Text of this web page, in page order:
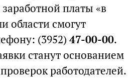
платы «в
области смогут
(3952) 47-00-00.
станут основанием
работодателей.